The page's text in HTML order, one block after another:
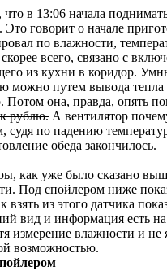
в 13:06 начала
Это говорит о начале
по влажности,
всего, связано с
из кухни в коридор.
можно путем вывода тепла
Потом она, правда, опять
рублю. А вентилятор
судя по падению
обеда закончилось.
как уже было сказано
Под спойлером ниже
взять из этого датчика
вид и информация есть на
измерение влажности и не
возможностью.